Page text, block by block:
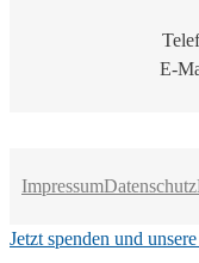
E-
ImpressumDatenschutz
Jetzt spenden und